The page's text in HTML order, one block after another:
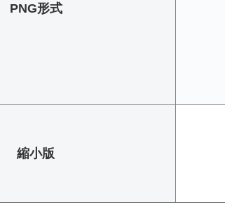
PNG形式
縮小版